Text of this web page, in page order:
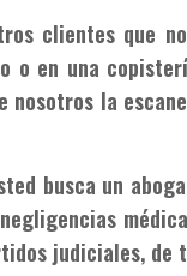
clientes que
o en una
la
busca un
judiciales, de